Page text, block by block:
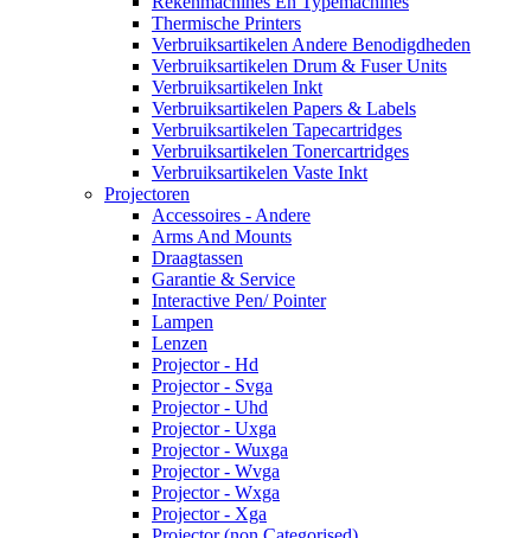
Thermische Printers
Verbruiksartikelen Andere Benodigdheden
Verbruiksartikelen Drum & Fuser Units
Verbruiksartikelen Inkt
Verbruiksartikelen Papers & Labels
Verbruiksartikelen Tapecartridges
Verbruiksartikelen Tonercartridges
Verbruiksartikelen Vaste Inkt
Projectoren
Accessoires - Andere
Arms And Mounts
Draagtassen
Garantie & Service
Interactive Pen/ Pointer
Lampen
Lenzen
Projector - Hd
Projector - Svga
Projector - Uhd
Projector - Uxga
Projector - Wuxga
Projector - Wvga
Projector - Wxga
Projector - Xga